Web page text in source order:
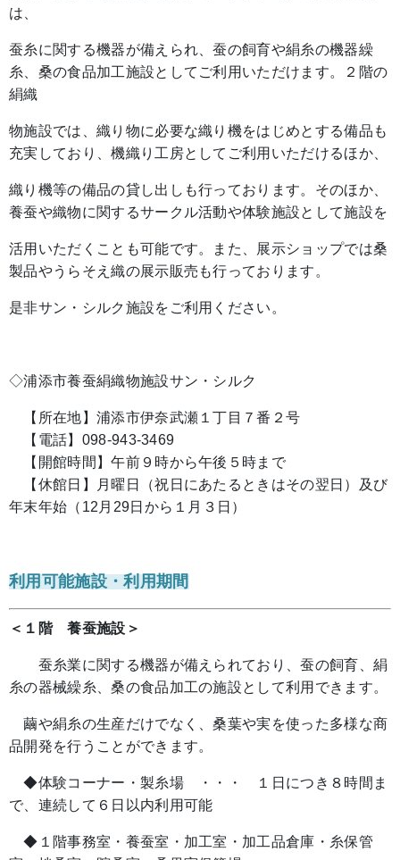
は、
蚕糸に関する機器が備えられ、蚕の飼育や絹糸の機器繰
糸、桑の食品加工施設としてご利用いただけます。２階の
絹織
物施設では、織り物に必要な織り機をはじめとする備品も
充実しており、機織り工房としてご利用いただけるほか、
織り機等の備品の貸し出しも行っております。そのほか、
養蚕や織物に関するサークル活動や体験施設として施設を
活用いただくことも可能です。また、展示ショップでは桑
製品やうらそえ織の展示販売も行っております。
是非サン・シルク施設をご利用ください。
◇浦添市養蚕絹織物施設サン・シルク
【所在地】浦添市伊奈武瀬１丁目７番２号
【電話】098-943-3469
【開館時間】午前９時から午後５時まで
【休館日】月曜日（祝日にあたるときはその翌日）及び
年末年始（12月29日から１月３日）
利用可能施設・利用期間
＜１階 養蚕施設＞
蚕糸業に関する機器が備えられており、蚕の飼育、絹
糸の器械繰糸、桑の食品加工の施設として利用できます。
繭や絹糸の生産だけでなく、桑葉や実を使った多様な商
品開発を行うことができます。
◆体験コーナー・製糸場 ・・・ １日につき８時間ま
で、連続して６日以内利用可能
◆１階事務室・養蚕室・加工室・加工品倉庫・糸保管